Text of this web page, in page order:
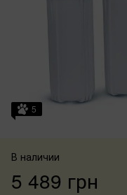
5
В наличии
5 489 грн